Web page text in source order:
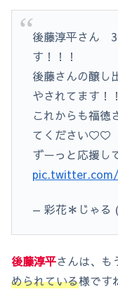
後藤淳平さん
す！！！
後藤さんの醸し
やされてます！！
これからも福徳
てください♡♡
ずーっと応援し
pic.twitter.com/
— 彩花＊じゃる
後藤淳平さんは、も
められている様です